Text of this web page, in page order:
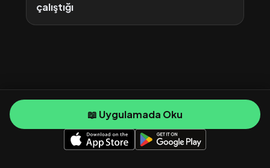
çalıştığı
📖 Uygulamada Oku